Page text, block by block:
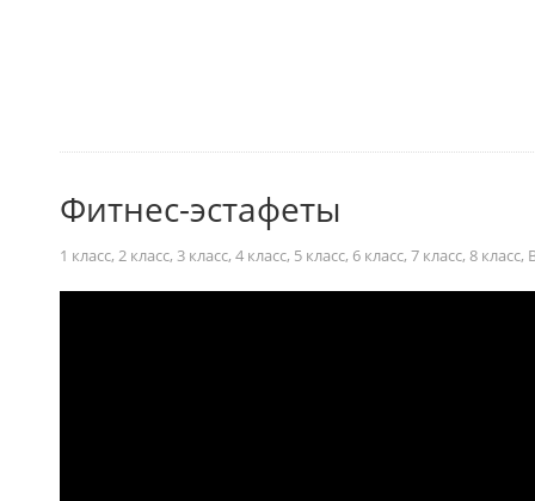
Фитнес-эстафеты
1 класс, 2 класс, 3 класс, 4 класс, 5 класс, 6 класс, 7 класс, 8 класс,